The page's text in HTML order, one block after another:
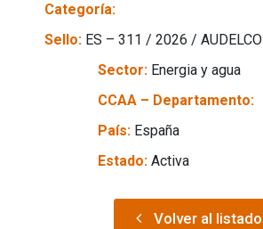
Categoría:
Sello: ES – 311 / 2026 / AUDELCO
Sector: Energia y agua
CCAA – Departamento:
País: España
Estado: Activa
Volver al listado